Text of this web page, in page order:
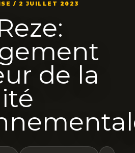
/ 2 JUILLET 2023
de la